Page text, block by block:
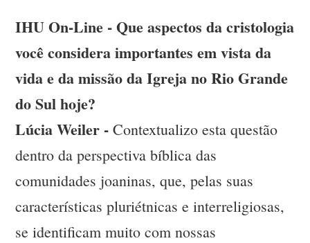
IHU On-Line - Que aspectos da cristologia
você considera importantes em vista da
vida e da missão da Igreja no Rio Grande
do Sul hoje?
Lúcia Weiler - Contextualizo esta questão
dentro da perspectiva bíblica das
comunidades joaninas, que, pelas suas
características pluriétnicas e interreligiosas,
se identificam muito com nossas